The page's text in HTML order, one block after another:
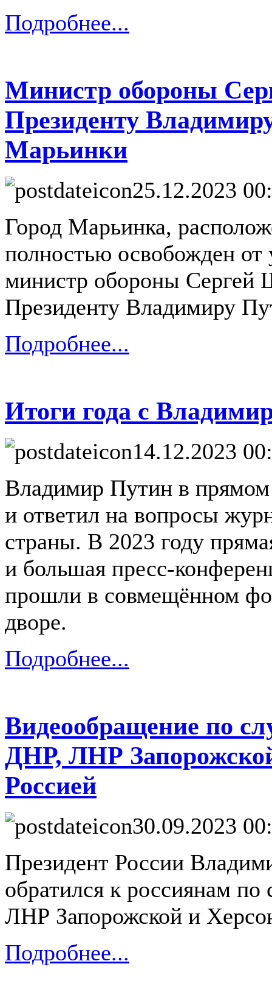
Подробнее...
Министр обороны
Президенту
Марьинки
25.12.2023
Город Марьинка,
полностью освобожден от
министр обороны Сергей
Президенту Владимиру
Подробнее...
Итоги года с
14.12.2023
Владимир Путин в прямом
и ответил на вопросы
страны. В 2023 году
и большая пресс-
прошли в совмещённом
дворе.
Подробнее...
Видеообращение по
ДНР, ЛНР
Россией
30.09.2023
Президент России
обратился к россиянам
ЛНР Запорожской и
Подробнее...